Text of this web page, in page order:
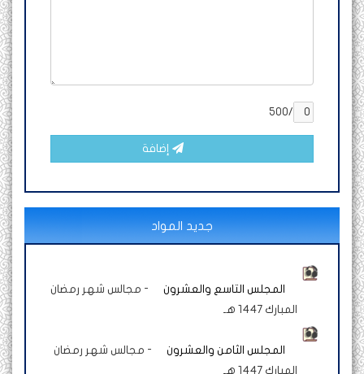
/500
إضافة
جديد المواد
المجلس التاسع والعشرون - مجالس شهر رمضان
المبارك 1447 هـ
المجلس الثامن والعشرون - مجالس شهر رمضان
المبارك 1447 هـ